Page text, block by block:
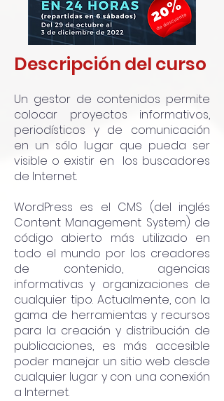
Descripción del curso
Un gestor de contenidos permite
colocar proyectos informativos,
periodísticos y de comunicación
en un sólo lugar que pueda ser
visible o existir en los buscadores
de Internet.
WordPress es el CMS (del inglés
Content Management System) de
código abierto más utilizado en
todo el mundo por los creadores
de contenido, agencias
informativas y organizaciones de
cualquier tipo. Actualmente, con la
gama de herramientas y recursos
para la creación y distribución de
publicaciones, es más accesible
poder manejar un sitio web desde
cualquier lugar y con una conexión
a Internet.